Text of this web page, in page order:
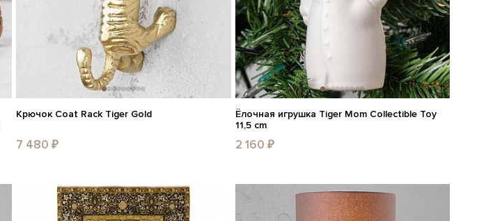
Крючок Coat Rack Tiger Gold
7 480 ₽
Ёлочная игрушка Tiger Mom Collectible Toy
11,5 cm
2 160 ₽